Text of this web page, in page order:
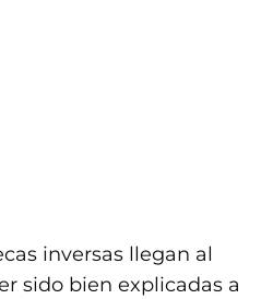
inversas llegan al
sido bien explicadas a